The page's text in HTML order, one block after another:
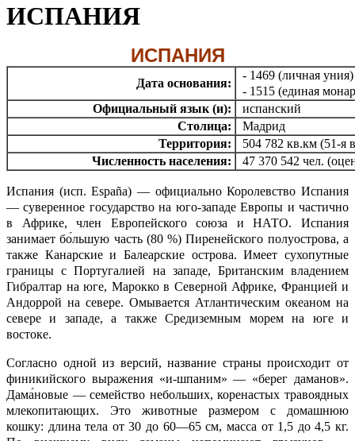
ИСПАНИЯ
ИСПАНИЯ
Дата основания:
- 1469 (личная уния)
- 1515 (единая
Официальный язык (и):
испанский
Столица:
Мадрид
Территория:
504 782 кв.км (51-я
Численность населения:
47 370 542 чел.
Испания (исп. España) — официально Королевство Испания
— суверенное государство на юго-западе Европы и частично
в Африке, член Европейского союза и НАТО. Испания
занимает бо́льшую часть (80 %) Пиренейского полуострова, а
также Канарские и Балеарские острова. Имеет сухопутные
границы с Португалией на западе, Британским владением
Гибралтар на юге, Марокко в Северной Африке, Францией и
Андоррой на севере. Омывается Атлантическим океаном на
севере и западе, а также Средиземным морем на юге и
востоке.
Согласно одной из версий, название страны происходит от
финикийского выражения «и-шпаним» — «берег даманов».
Дама́новые — семейство небольших, коренастых травоядных
млекопитающих. Это животные размером с домашнюю
кошку: длина тела от 30 до 60—65 см, масса от 1,5 до 4,5 кг.